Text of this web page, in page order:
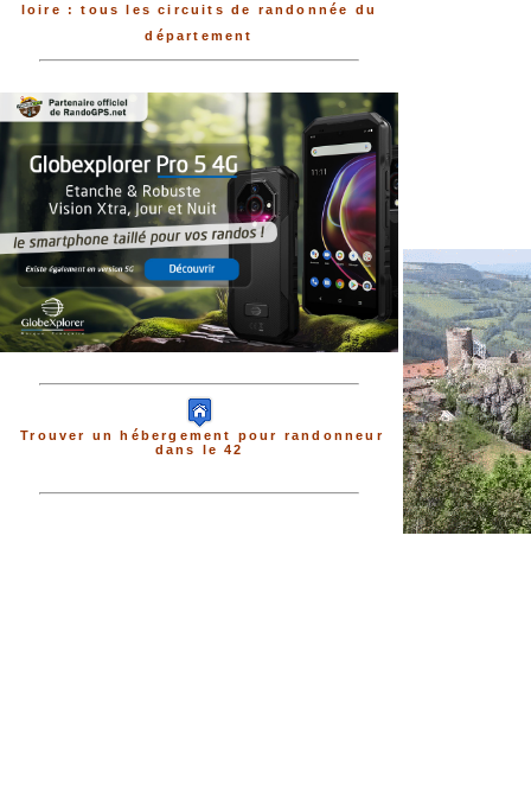
loire : tous les circuits de randonnée du
département
Trouver un hébergement pour randonneur
dans le 42